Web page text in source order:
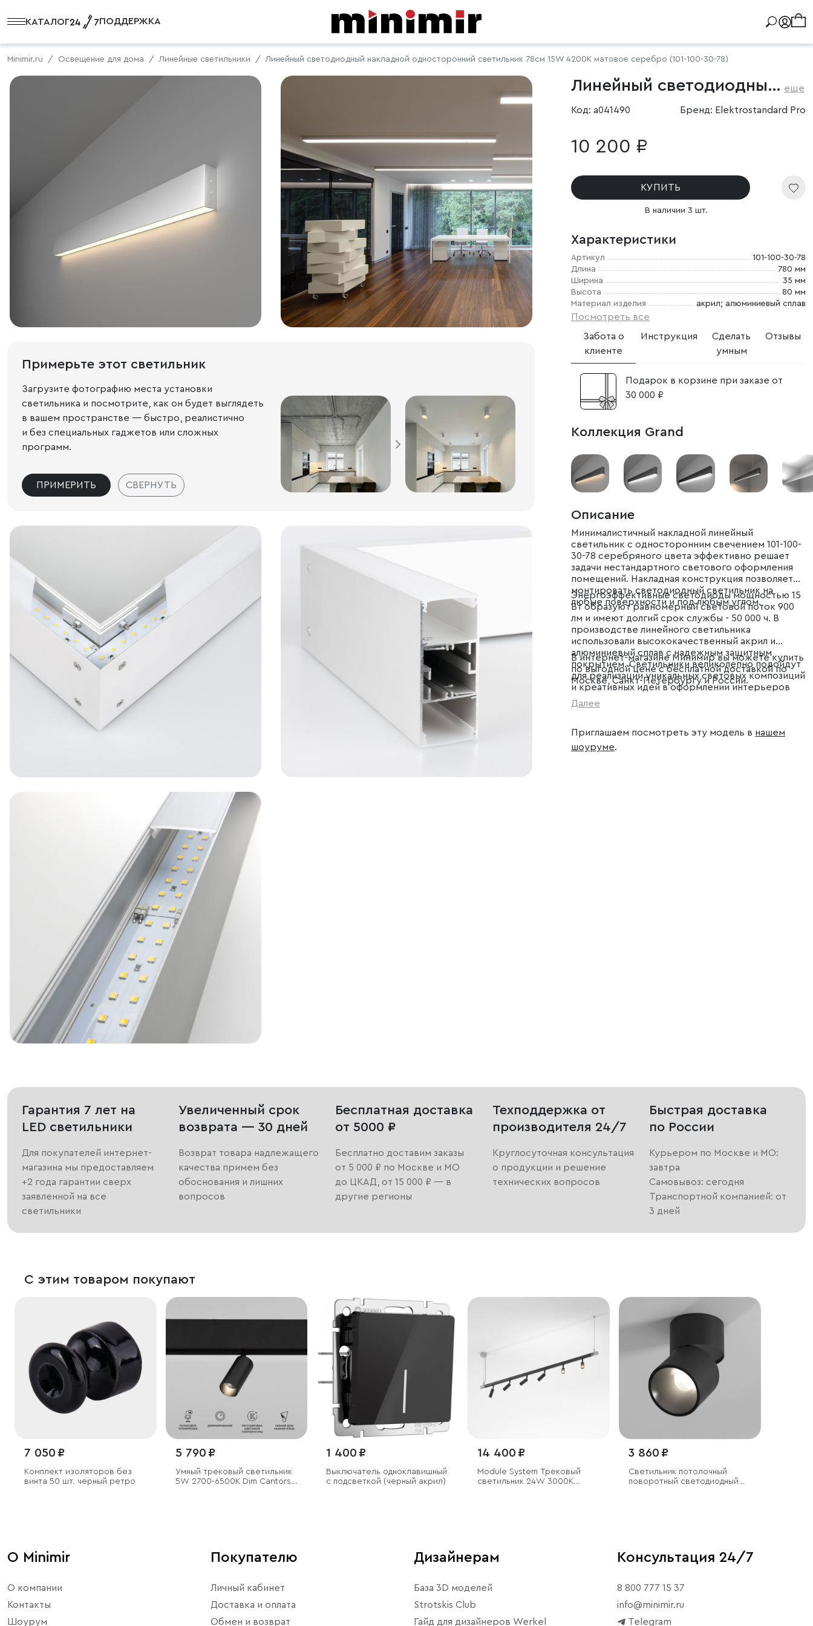
КАТАЛОГ ПОДДЕРЖКА
Minimir.ru Освещение для дома Линейные светильники Линейный светодиодный накладной односторонний светильник 78см 15W 4200K матовое серебро (101-100-30-78)
Примерьте этот светильник
Загрузите фотографию места установки
светильника и посмотрите, как он будет выглядеть
в вашем пространстве — быстро, реалистично
и без специальных гаджетов или сложных
программ.
ПРИМЕРИТЬ СВЕРНУТЬ
Линейный светодиодный накладной односторонний светильник 78см 15Вт 4200К серебряный еще
Код: a041490 Бренд: Elektrostandard Pro
10 200 ₽
КУПИТЬ
В наличии 3 шт.
Характеристики
Артикул
101-100-30-78
Длина
780 мм
Ширина
35 мм
Высота
80 мм
Материал изделия
акрил; алюминиевый сплав
Посмотреть все
Забота о
клиенте
Инструкция
Сделать
умным
Отзывы
Подарок в корзине при заказе от
30 000 ₽
Коллекция Grand
Описание
Минималистичный накладной линейный
светильник с односторонним свечением 101-100-
30-78 серебряного цвета эффективно решает
задачи нестандартного светового оформления
помещений. Накладная конструкция позволяет
монтировать светодиодный светильник на
любые поверхности и под любым углом.
Энергоэффективные светодиоды мощностью 15
Вт образуют равномерный световой поток 900
лм и имеют долгий срок службы - 50 000 ч. В
производстве линейного светильника
использовали высококачественный акрил и
алюминиевый сплав с надежным защитным
покрытием. Светильники великолепно подойдут
для реализации уникальных световых композиций
и креативных идей в оформлении интерьеров
магазинов, офисов и жилых помещений.
В интернет-магазине Минимир вы можете купить
по выгодной цене с бесплатной доставкой по
Москве, Санкт-Петербургу и России.
Далее
Приглашаем посмотреть эту модель в нашем
шоуруме.
Гарантия 7 лет на
LED светильники
Для покупателей интернет-
магазина мы предоставляем
+2 года гарантии сверх
заявленной на все
светильники
Увеличенный срок
возврата — 30 дней
Возврат товара надлежащего
качества примем без
обоснования и лишних
вопросов
Бесплатная доставка
от 5000 ₽
Бесплатно доставим заказы
от 5 000 ₽ по Москве и МО
до ЦКАД, от 15 000 ₽ — в
другие регионы
Техподдержка от
производителя 24/7
Круглосуточная консультация
о продукции и решение
технических вопросов
Быстрая доставка
по России
Курьером по Москве и МО:
завтра
Самовывоз: сегодня
Транспортной компанией: от
3 дней
С этим товаром покупают
7 050 ₽
Комплект изоляторов без
винта 50 шт. черный ретро
5 790 ₽
Умный трековый светильник
5W 2700-6500K Dim Cantors
1 400 ₽
Выключатель одноклавишный
с подсветкой (черный акрил)
14 400 ₽
Module System Трековый
светильник 24W 3000K
3 860 ₽
Светильник потолочный
поворотный светодиодный
О Minimir
О компании
Контакты
Шоурум
Покупателю
Личный кабинет
Доставка и оплата
Обмен и возврат
Дизайнерам
База 3D моделей
Strotskis Club
Гайд для дизайнеров Werkel
Консультация 24/7
8 800 777 15 37
info@minimir.ru
Telegram